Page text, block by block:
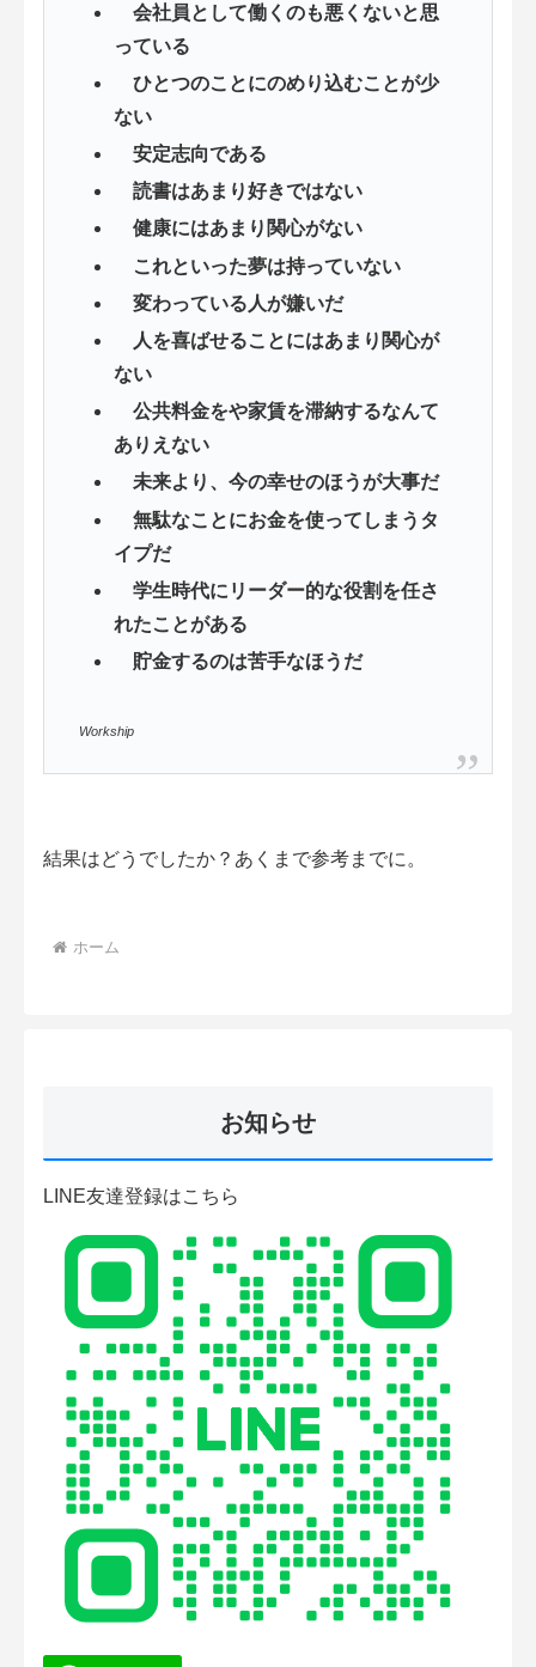
会社員として働くのも悪くないと思
っている
ひとつのことにのめり込むことが少
ない
安定志向である
読書はあまり好きではない
健康にはあまり関心がない
これといった夢は持っていない
変わっている人が嫌いだ
人を喜ばせることにはあまり関心が
ない
公共料金をや家賃を滞納するなんて
ありえない
未来より、今の幸せのほうが大事だ
無駄なことにお金を使ってしまうタ
イプだ
学生時代にリーダー的な役割を任さ
れたことがある
貯金するのは苦手なほうだ
Workship
結果はどうでしたか？あくまで参考までに。
ホーム
お知らせ
LINE友達登録はこちら